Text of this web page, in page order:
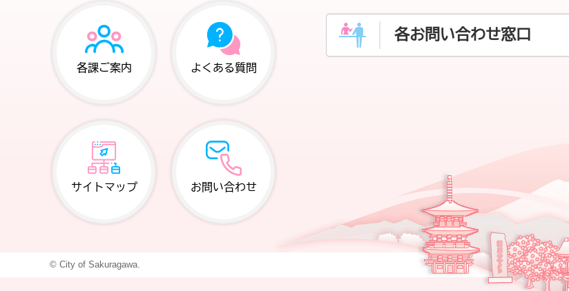
各課ご案内 よくある質問
サイトマップ お問い合わせ
各お問い合わせ窓口
© City of Sakuragawa.